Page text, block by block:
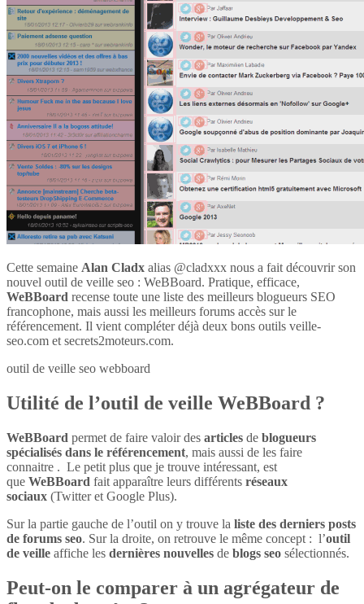
Cette semaine Alan Cladx alias @cladxxx nous a fait découvrir son
nouvel outil de veille seo : WeBBoard. Pratique, efficace,
WeBBoard recense toute une liste des meilleurs blogueurs SEO
francophone, mais aussi les meilleurs forums accès sur le
référencement. Il vient compléter déjà deux bons outils veille-
seo.com et secrets2moteurs.com.
outil de veille seo webboard
Utilité de l’outil de veille WeBBoard ?
WeBBoard permet de faire valoir des articles de blogueurs
spécialisés dans le référencement, mais aussi de les faire
connaitre . Le petit plus que je trouve intéressant, est
que WeBBoard fait apparaître leurs différents réseaux
sociaux (Twitter et Google Plus).
Sur la partie gauche de l’outil on y trouve la liste des derniers posts
de forums seo. Sur la droite, on retrouve le même concept : l’outil
de veille affiche les dernières nouvelles de blogs seo sélectionnés.
Peut-on le comparer à un agrégateur de